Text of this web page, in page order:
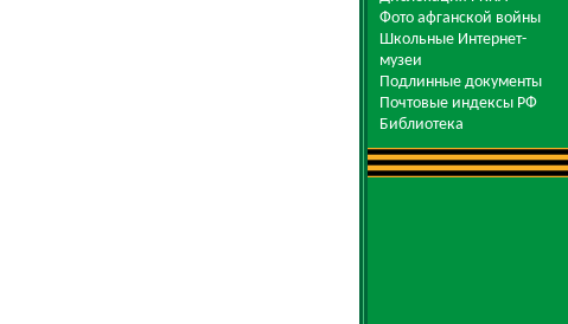
Фото афганской войны
Школьные Интернет-
музеи
Подлинные документы
Почтовые индексы РФ
Библиотека